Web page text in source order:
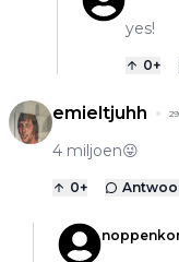
yes!
0+
emieltjuhh
4 miljoen😜
0+